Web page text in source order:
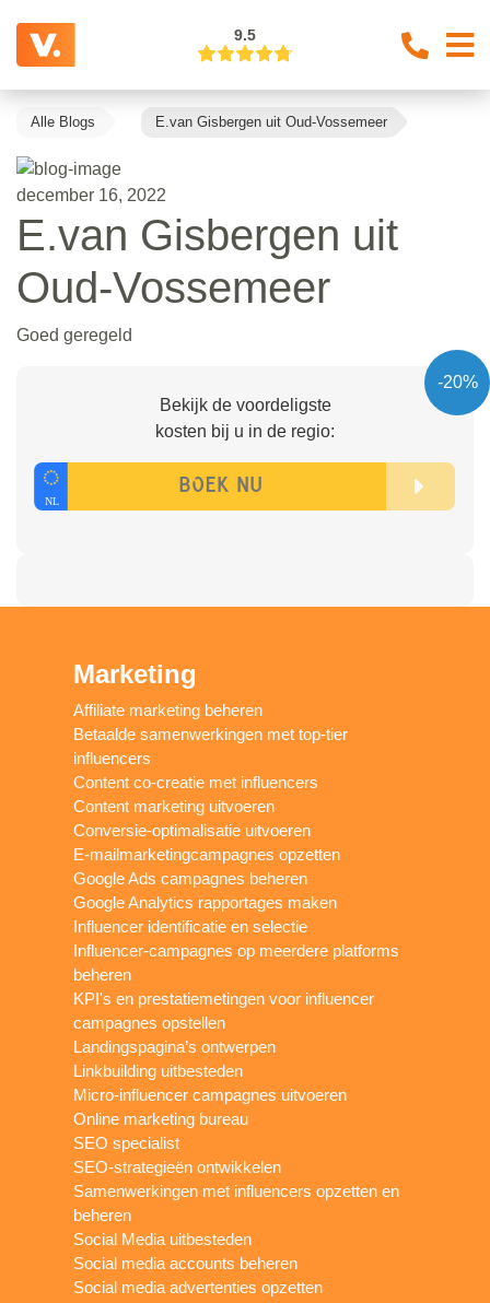
9.5
Alle Blogs E.van Gisbergen uit Oud-Vossemeer
december 16, 2022
E.van Gisbergen uit
Oud-Vossemeer
Goed geregeld
-20%
Bekijk de voordeligste
kosten bij u in de regio:
Marketing
Affiliate marketing beheren
Betaalde samenwerkingen met top-tier
influencers
Content co-creatie met influencers
Content marketing uitvoeren
Conversie-optimalisatie uitvoeren
E-mailmarketingcampagnes opzetten
Google Ads campagnes beheren
Google Analytics rapportages maken
Influencer identificatie en selectie
Influencer-campagnes op meerdere platforms
beheren
KPI's en prestatiemetingen voor influencer
campagnes opstellen
Landingspagina’s ontwerpen
Linkbuilding uitbesteden
Micro-influencer campagnes uitvoeren
Online marketing bureau
SEO specialist
SEO-strategieën ontwikkelen
Samenwerkingen met influencers opzetten en
beheren
Social Media uitbesteden
Social media accounts beheren
Social media advertenties opzetten